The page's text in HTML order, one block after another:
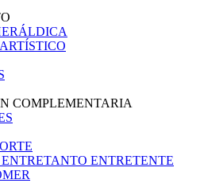
COMPLEMENTARIA
ENTRETENTE